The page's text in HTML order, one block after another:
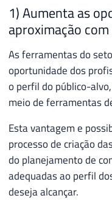
1) Aumenta as
aproximação
As ferramentas do
oportunidade dos
o perfil do público-
meio de ferramentas
Esta vantagem e
processo de criação
do planejamento de
adequadas ao perfil
deseja alcançar.